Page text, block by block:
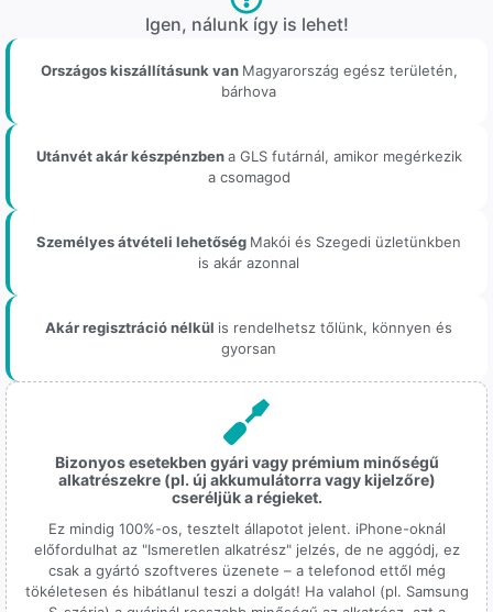
Igen, nálunk így is lehet!
Országos kiszállításunk van Magyarország egész területén,
bárhova
Utánvét akár készpénzbena GLS futárnál, amikor megérkezik
a csomagod
Személyes átvételi lehetőség Makói és Szegedi üzletünkben
is akár azonnal
Akár regisztráció nélkül is rendelhetsz tőlünk, könnyen és
gyorsan
Bizonyos esetekben gyári vagy prémium minőségű
alkatrészekre (pl. új akkumulátorra vagy kijelzőre)
cseréljük a régieket.
Ez mindig 100%-os, tesztelt állapotot jelent. iPhone-oknál
előfordulhat az "Ismeretlen alkatrész" jelzés, de ne aggódj, ez
csak a gyártó szoftveres üzenete – a telefonod ettől még
tökéletesen és hibátlanul teszi a dolgát! Ha valahol (pl. Samsung